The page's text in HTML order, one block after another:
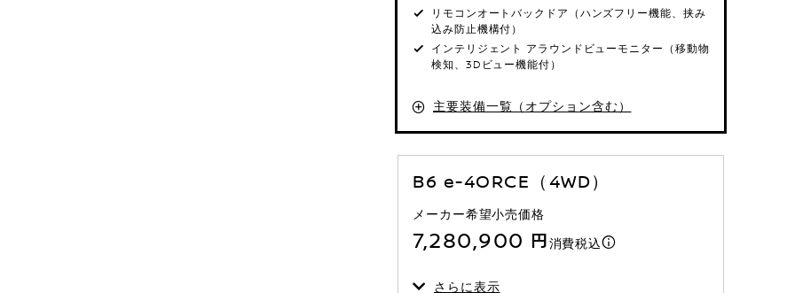
リモコンオートバックドア（ハンズフリー機能、挟み
込み防止機構付）
インテリジェント アラウンドビューモニター（移動物
検知、3Dビュー機能付）
主要装備一覧（オプション含む）
B6 e-4ORCE（4WD）
メーカー希望小売価格
7,280,900 円消費税込
さらに表示